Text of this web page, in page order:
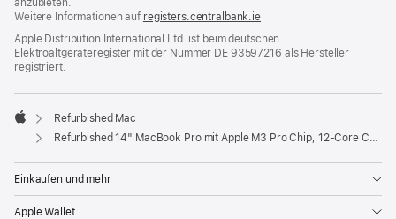
Weitere Informationen auf registers.centralbank.ie
Apple Distribution International Ltd. ist beim deutschen
Elektroaltgeräteregister mit der Nummer DE 93597216 als Hersteller
registriert.
Apple
Refurbished Mac
Refurbished 14" MacBook Pro mit Apple M3 Pro Chip, 12‑Core CPU und 18‑Core GPU - Silber
Einkaufen und mehr
Apple Wallet